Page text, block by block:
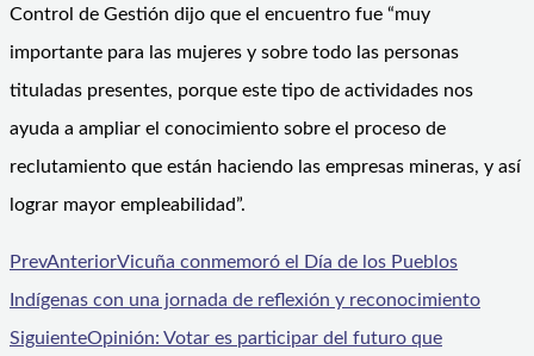
Control de Gestión dijo que el encuentro fue “muy
importante para las mujeres y sobre todo las personas
tituladas presentes, porque este tipo de actividades nos
ayuda a ampliar el conocimiento sobre el proceso de
reclutamiento que están haciendo las empresas mineras, y así
lograr mayor empleabilidad”.
PrevAnteriorVicuña conmemoró el Día de los Pueblos
Indígenas con una jornada de reflexión y reconocimiento
SiguienteOpinión: Votar es participar del futuro que